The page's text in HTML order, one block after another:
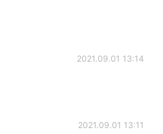
2021.09.01 13:14
2021.09.01 13:11